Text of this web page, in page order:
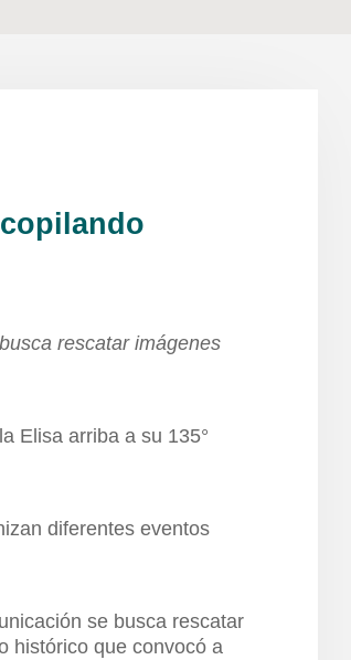
rescatar imágenes
Elisa arriba a su 135°
diferentes eventos
se busca rescatar
histórico que convocó a